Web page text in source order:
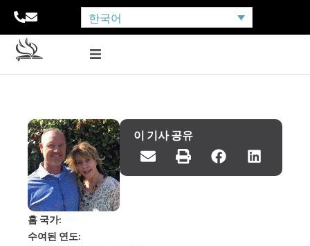
한국어
이 기사 공유
홈 국가:
수여된 연도: